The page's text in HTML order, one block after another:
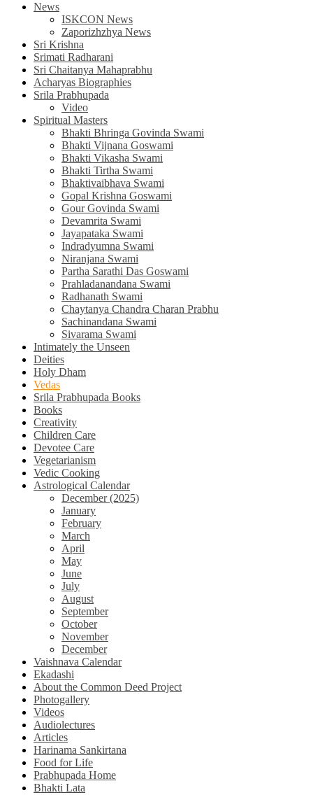
News
ISKCON News
Zaporizhzhya News
Sri Krishna
Srimati Radharani
Sri Chaitanya Mahaprabhu
Acharyas Biographies
Srila Prabhupada
Video
Spiritual Masters
Bhakti Bhringa Govinda Swami
Bhakti Vijnana Goswami
Bhakti Vikasha Swami
Bhakti Tirtha Swami
Bhaktivaibhava Swami
Gopal Krishna Goswami
Gour Govinda Swami
Devamrita Swami
Jayapataka Swami
Indradyumna Swami
Niranjana Swami
Partha Sarathi Das Goswami
Prahladanandana Swami
Radhanath Swami
Chaytanya Chandra Charan Prabhu
Sachinandana Swami
Sivarama Swami
Intimately the Unseen
Deities
Holy Dham
Vedas
Srila Prabhupada Books
Books
Creativity
Children Care
Devotee Care
Vegetarianism
Vedic Cooking
Astrological Calendar
December (2025)
January
February
March
April
May
June
July
August
September
October
November
December
Vaishnava Calendar
Ekadashi
About the Common Deed Project
Photogallery
Videos
Audiolectures
Articles
Harinama Sankirtana
Food for Life
Prabhupada Home
Bhakti Lata